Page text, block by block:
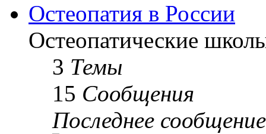
Остеопатия в России
Остеопатические
3 Темы
15 Сообщения
Последнее сообщение